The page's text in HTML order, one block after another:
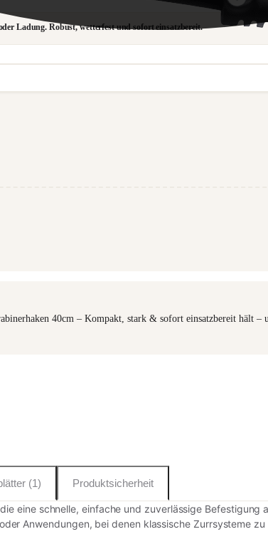
Ladung. Robust, wetterfest und sofort einsatzbereit.
40cm – Kompakt, stark & sofort einsatzbereit hält –
(1) Produktsicherheit
eine schnelle, einfache und zuverlässige
Anwendungen, bei denen klassische Zurrsysteme